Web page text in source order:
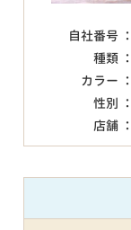
自社番号 ：
種類 ：
カラー ：
性別 ：
店舗 ：